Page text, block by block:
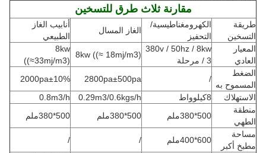
مقارنة ثلاث طرق للتسخين
طريقة
التسخين
الكهرومغناطيسية/
التحفيز
الغاز المسال
أنابيب الغاز
الطبيعي
المعيار
العادي
380v / 50hz / 8kw
/ 3 مرحلة
8kw ((≈ 18mj/m3)
8kw
((≈33mj/m3)
الضغط
المسموح به
/
2800pa±500pa
2000pa±10%
الاستهلاك
8كيلوواط 0.29m3/0.6kgs/h
0.8m3/h
منطقة
الطهي
500*380ملم 500*380ملم
500*380ملم
مساحة
مطبخ أكبر
600*400ملم /
/